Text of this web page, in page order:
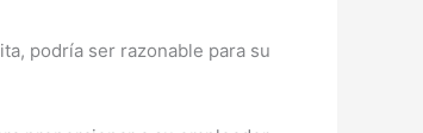
podría ser razonable para su